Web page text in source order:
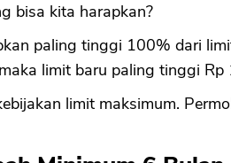
bisa kita harapkan?
paling tinggi 100% dari
limit baru paling tinggi Rp
limit maksimum.